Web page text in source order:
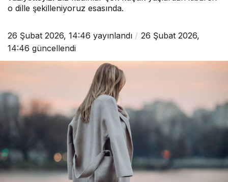
o dille şekilleniyoruz esasında.
26 Şubat 2026, 14:46 yayınlandı
26 Şubat 2026,
14:46 güncellendi